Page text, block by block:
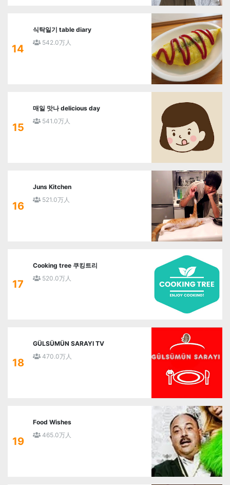
14
식탁일기 table diary
542.0万人
15
매일 맛나 delicious day
541.0万人
16
Juns Kitchen
521.0万人
17
Cooking tree 쿠킹트리
520.0万人
18
GÜLSÜMÜN SARAYI TV
470.0万人
19
Food Wishes
465.0万人